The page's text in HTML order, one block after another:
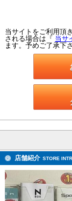
当サイトをご利用頂
される場合は『 当サ
ます。予めご了承下さ
店舗紹介 STORE